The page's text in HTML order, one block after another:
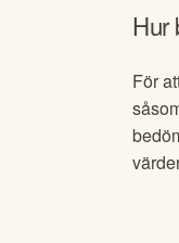
Hur
För